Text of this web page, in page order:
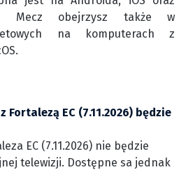
Mecz obejrzysz także w
na komputerach z
Fortalezą EC (7.11.2026) będzie
EC (7.11.2026) nie będzie
telewizji. Dostępne sa jednak